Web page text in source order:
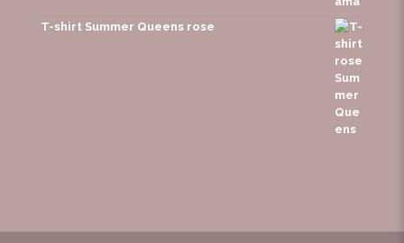
T-shirt Summer Queens rose